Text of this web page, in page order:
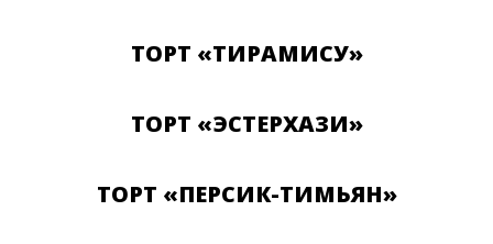
ТОРТ «ТИРАМИСУ»
ТОРТ «ЭСТЕРХАЗИ»
ТОРТ «ПЕРСИК-ТИМЬЯН»